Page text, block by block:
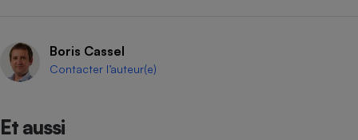
Boris Cassel
Contacter l’auteur(e)
Et aussi